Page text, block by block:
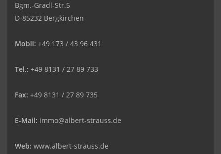
Bgm.-Gradl-Str.5
D-85232 Bergkirchen
Mobil: +49 173 / 43 96 431
Tel.: +49 8131 / 27 89 733
Fax: +49 8131 / 27 89 735
E-Mail: immo@albert-strauss.de
Web: www.albert-strauss.de